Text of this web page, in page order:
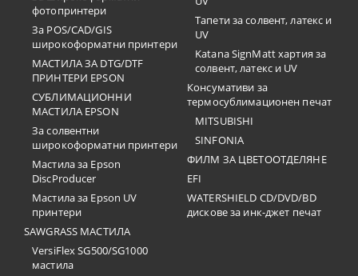
фотопринтери
За POS/CAD/GIS
широкоформатни принтери
МАСТИЛА ЗА DTG/DTF
ПРИНТЕРИ EPSON
СУБЛИМАЦИОННИ
МАСТИЛА EPSON
За солвентни
широкоформатни принтери
Мастила за Epson
DiscProducer
Мастила за Epson UV
принтери
SAWGRASS МАСТИЛА
VersiFlex SG500/SG1000
мастила
Тапети за солвент, латекс и
UV
Katana SignMatt хартия за
солвент, латекс и UV
Консумативи за
термосублимационен печат
MITSUBISHI
SINFONIA
ФИЛМ ЗА ЦВЕТООТДЕЛЯНЕ
EFI
WATERSHIELD CD/DVD/BD
дискове за инк-джет печат